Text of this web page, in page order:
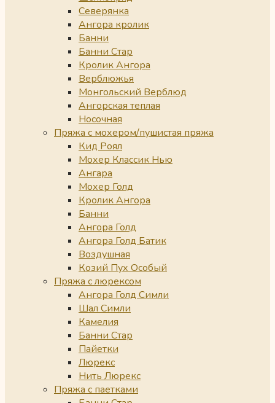
Северянка
Ангора кролик
Банни
Банни Стар
Кролик Ангора
Верблюжья
Монгольский Верблюд
Ангорская теплая
Носочная
Пряжа с мохером/пушистая пряжа
Кид Роял
Мохер Классик Нью
Ангара
Мохер Голд
Кролик Ангора
Банни
Ангора Голд
Ангора Голд Батик
Воздушная
Козий Пух Особый
Пряжа с люрексом
Ангора Голд Симли
Шал Симли
Камелия
Банни Стар
Пайетки
Люрекс
Нить Люрекс
Пряжа с паетками